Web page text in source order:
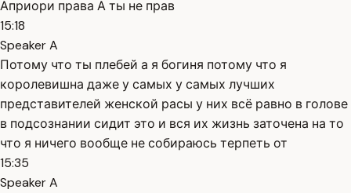
Априори права А ты не прав
15:18
Speaker A
Потому что ты плебей а я богиня потому что я
королевишна даже у самых у самых лучших
представителей женской расы у них всё равно в голове
в подсознании сидит это и вся их жизнь заточена на то
что я ничего вообще не собираюсь терпеть от
15:35
Speaker A